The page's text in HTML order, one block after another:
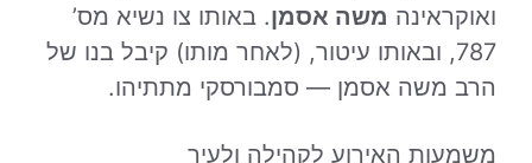
ואוקראינה משה אסמן. באותו צו נשיא מס’
787, ובאותו עיטור, (לאחר מותו) קיבל בנו של
הרב משה אסמן — סמבורסקי מתתיהו.
משמעות האירוע לקהילה ולעיר